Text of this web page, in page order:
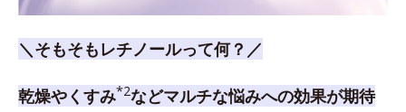
＼そもそもレチノールって何？／
乾燥やくすみ*2などマルチな悩みへの効果が期待